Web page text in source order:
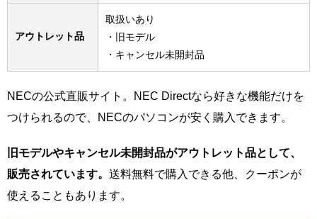
アウトレット品
取扱いあり
・旧モデル
・キャンセル未開封品
NECの公式直販サイト。NEC Directなら好きな機能だけを
つけられるので、NECのパソコンが安く購入できます。
旧モデルやキャンセル未開封品がアウトレット品として、
販売されています。 送料無料で購入できる他、クーポンが
使えることもあります。